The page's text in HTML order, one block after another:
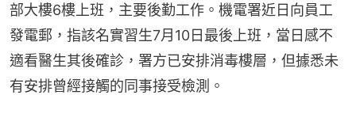
部大樓6樓上班，主要後勤工作。機電署近日向員工
發電郵，指該名實習生7月10日最後上班，當日感不
適看醫生其後確診，署方已安排消毒樓層，但據悉未
有安排曾經接觸的同事接受檢測。